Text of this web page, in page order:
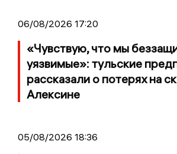
06/08/2026 17:20
«Чувствую, что мы
уязвимые»: тульские
рассказали о потерях на
Алексине
05/08/2026 18:36